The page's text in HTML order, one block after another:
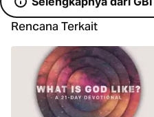
Rencana Terkait